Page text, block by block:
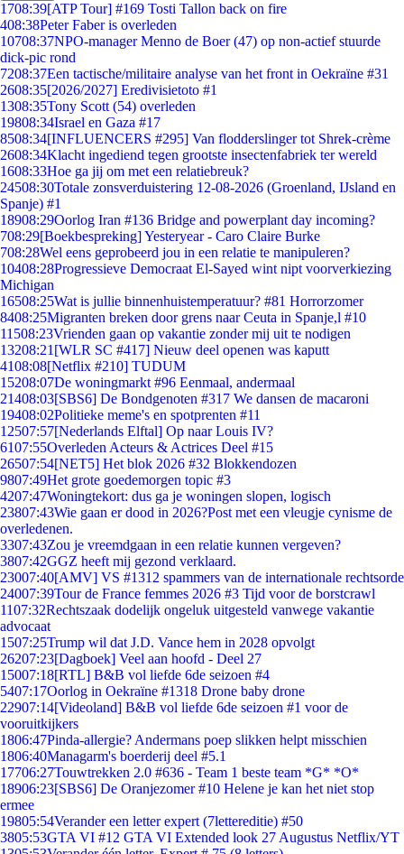
1708:39[ATP Tour] #169 Tosti Tallon back on fire
408:38Peter Faber is overleden
10708:37NPO-manager Menno de Boer (47) op non-actief stuurde
dick-pic rond
7208:37Een tactische/militaire analyse van het front in Oekraïne #31
2608:35[2026/2027] Eredivisietoto #1
1308:35Tony Scott (54) overleden
19808:34Israel en Gaza #17
8508:34[INFLUENCERS #295] Van flodderslinger tot Shrek-crème
2608:34Klacht ingediend tegen grootste insectenfabriek ter wereld
1608:33Hoe ga jij om met een relatiebreuk?
24508:30Totale zonsverduistering 12-08-2026 (Groenland, IJsland en
Spanje) #1
18908:29Oorlog Iran #136 Bridge and powerplant day incoming?
708:29[Boekbespreking] Yesteryear - Caro Claire Burke
708:28Wel eens geprobeerd jou in een relatie te manipuleren?
10408:28Progressieve Democraat El-Sayed wint nipt voorverkiezing
Michigan
16508:25Wat is jullie binnenhuistemperatuur? #81 Horrorzomer
8408:25Migranten breken door grens naar Ceuta in Spanje,l #10
11508:23Vrienden gaan op vakantie zonder mij uit te nodigen
13208:21 [WLR SC #417] Nieuw deel openen was kaputt
4108:08[Netflix #210] TUDUM
15208:07De woningmarkt #96 Eenmaal, andermaal
21408:03[SBS6] De Bondgenoten #317 We dansen de macaroni
19408:02Politieke meme's en spotprenten #11
12507:57[Nederlands Elftal] Op naar Louis IV?
6107:55Overleden Acteurs & Actrices Deel #15
26507:54[NET5] Het blok 2026 #32 Blokkendozen
9807:49Het grote goedemorgen topic #3
4207:47Woningtekort: dus ga je woningen slopen, logisch
23807:43Wie gaan er dood in 2026?Post met een vleugje cynisme de
overledenen.
3307:43Zou je vreemdgaan in een relatie kunnen vergeven?
3807:42GGZ heeft mij gezond verklaard.
23007:40[AMV] VS #1312 spammers van de internationale rechtsorde
24007:39Tour de France femmes 2026 #3 Tijd voor de borstcrawl
1107:32Rechtszaak dodelijk ongeluk uitgesteld vanwege vakantie
advocaat
1507:25Trump wil dat J.D. Vance hem in 2028 opvolgt
26207:23[Dagboek] Veel aan hoofd - Deel 27
15007:18[RTL] B&B vol liefde 6de seizoen #4
5407:17Oorlog in Oekraïne #1318 Drone baby drone
22907:14[Videoland] B&B vol liefde 6de seizoen #1 voor de
vooruitkijkers
1806:47Pinda-allergie? Andermans poep slikken helpt misschien
1806:40Managarm's boerderij deel #5.1
17706:27Touwtrekken 2.0 #636 - Team 1 beste team *G* *O*
18906:23[SBS6] De Oranjezomer #10 Helene je kan het niet stop
ermee
19805:54Verander een letter expert (7lettereditie) #50
3805:53GTA VI #12 GTA VI Extended look 27 Augustus Netflix/YT